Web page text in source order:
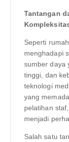
Tantangan
Seperti
menghadapi
sumber daya
tinggi, dan
teknologi
yang
pelatihan
menjadi
Salah satu